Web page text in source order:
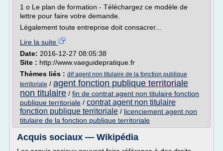
1 o Le plan de formation - Téléchargez ce modèle de
lettre pour faire votre demande.
Légalement toute entreprise doit consacrer...
Lire la suite
Date: 2016-12-27 08:05:38
Site : http://www.vaeguidepratique.fr
Thèmes liés : dif agent non titulaire de la fonction publique
territoriale / agent fonction publique territoriale
non titulaire / fin de contrat agent non titulaire fonction
publique territoriale / contrat agent non titulaire
fonction publique territoriale / licenciement agent non
titulaire de la fonction publique territoriale
Acquis sociaux — Wikipédia